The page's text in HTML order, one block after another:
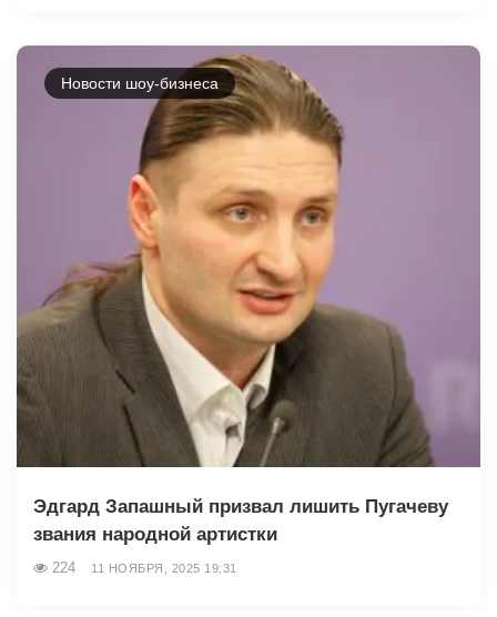
Новости шоу-бизнеса
Эдгард Запашный призвал лишить Пугачеву
звания народной артистки
224 11 НОЯБРЯ, 2025 19:31